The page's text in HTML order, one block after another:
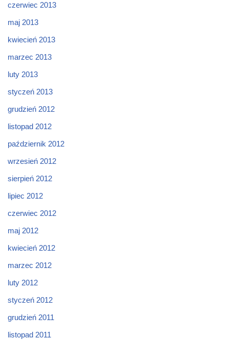
czerwiec 2013
maj 2013
kwiecień 2013
marzec 2013
luty 2013
styczeń 2013
grudzień 2012
listopad 2012
październik 2012
wrzesień 2012
sierpień 2012
lipiec 2012
czerwiec 2012
maj 2012
kwiecień 2012
marzec 2012
luty 2012
styczeń 2012
grudzień 2011
listopad 2011